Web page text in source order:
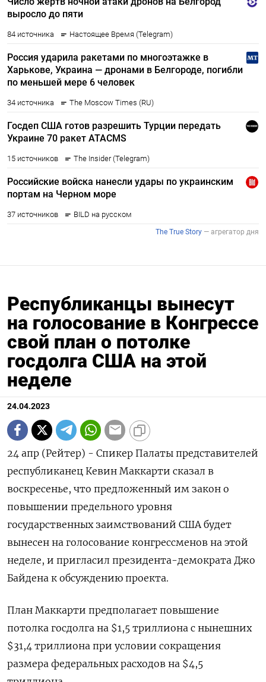
Республиканцы вынесут
на голосование в Конгрессе
свой план о потолке
госдолга США на этой
неделе
24.04.2023
24 апр (Рейтер) - Спикер Палаты представителей
республиканец Кевин Маккарти сказал в
воскресенье, что предложенный им закон о
повышении предельного уровня
государственных заимствований США будет
вынесен на голосование конгрессменов на этой
неделе, и пригласил президента-демократа Джо
Байдена к обсуждению проекта.
План Маккарти предполагает повышение
потолка госдолга на $1,5 триллиона с нынешних
$31,4 триллиона при условии сокращения
размера федеральных расходов на $4,5